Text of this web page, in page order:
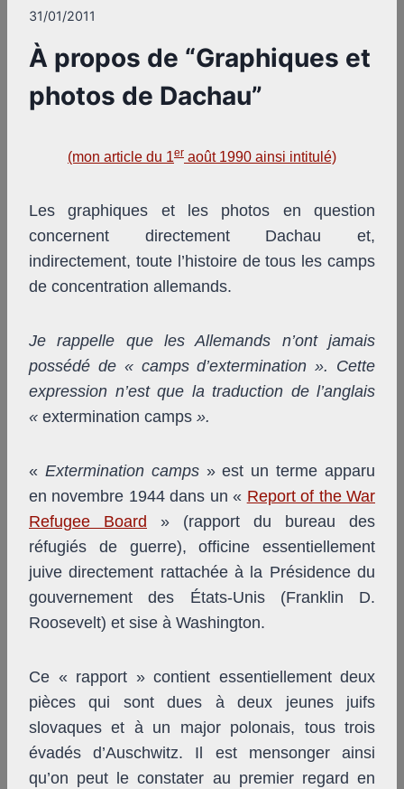
31/01/2011
À propos de “Graphiques et
photos de Dachau”
(mon article du 1er août 1990 ainsi intitulé)
Les graphiques et les photos en question
concernent directement Dachau et,
indirectement, toute l’histoire de tous les camps
de concentration allemands.
Je rappelle que les Allemands n’ont jamais
possédé de « camps d’extermination ». Cette
expression n’est que la traduction de l’anglais
« extermination camps ».
« Extermination camps » est un terme apparu
en novembre 1944 dans un « Report of the War
Refugee Board » (rapport du bureau des
réfugiés de guerre), officine essentiellement
juive directement rattachée à la Présidence du
gouvernement des États-Unis (Franklin D.
Roosevelt) et sise à Washington.
Ce « rapport » contient essentiellement deux
pièces qui sont dues à deux jeunes juifs
slovaques et à un major polonais, tous trois
évadés d’Auschwitz. Il est mensonger ainsi
qu’on peut le constater au premier regard en